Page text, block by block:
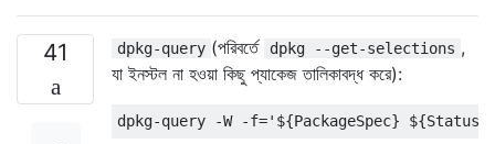
41 dpkg-query (পরিবর্তে dpkg --get-selections ,
যা ইনস্টল না হওয়া কিছু প্যাকেজ তালিকাবদ্ধ করে):